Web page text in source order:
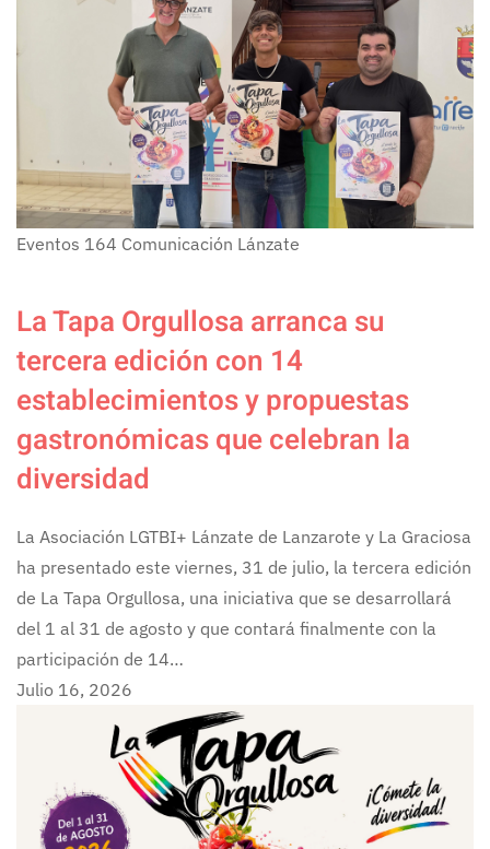
Eventos 164 Comunicación Lánzate
La Tapa Orgullosa arranca su
tercera edición con 14
establecimientos y propuestas
gastronómicas que celebran la
diversidad
La Asociación LGTBI+ Lánzate de Lanzarote y La Graciosa
ha presentado este viernes, 31 de julio, la tercera edición
de La Tapa Orgullosa, una iniciativa que se desarrollará
del 1 al 31 de agosto y que contará finalmente con la
participación de 14…
Julio 16, 2026